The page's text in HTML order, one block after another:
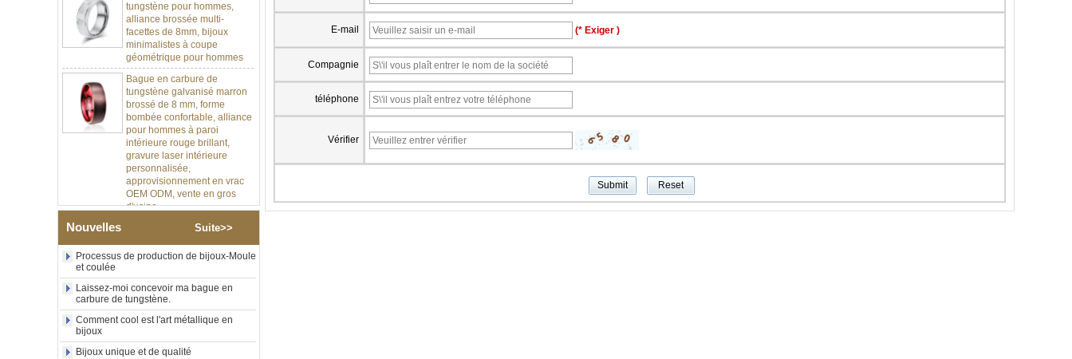
alliance brossée multi-
facettes de 8mm, bijoux
minimalistes à coupe
géométrique pour hommes
Bague en carbure de
tungstène galvanisé marron
brossé de 8 mm, forme
bombée confortable, alliance
pour hommes à paroi
intérieure rouge brillant,
gravure laser intérieure
personnalisée,
approvisionnement en vrac
OEM ODM, vente en gros
d'usine
tungstène argenté poli de 8
d'opale bleue écrasée avec
synthétique, alliance pour
hommes, gravure laser
intérieure personnalisée,
approvisionnement en vrac
d'usin
Nouvelles Suite>>
Processus de production de bijoux-Moule
et coulée
Laissez-moi concevoir ma bague en
carbure de tungstène.
Comment cool est l'art métallique en
bijoux
Bijoux unique et de qualité
E-mail (* Exiger )
Compagnie
téléphone
Vérifier